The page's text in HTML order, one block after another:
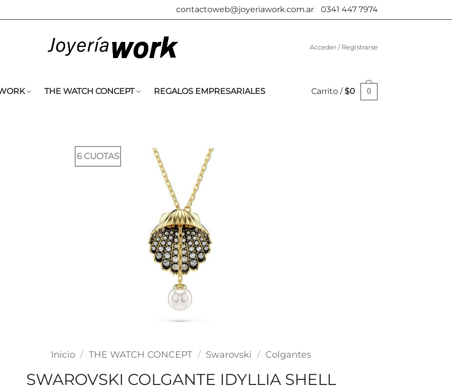
contactoweb@joyeriawork.com.ar 0341 447 7974
Acceder / Registrarse
THE WATCH CONCEPT REGALOS EMPRESARIALES Carrito /$0 0
6 CUOTAS
Inicio / THE WATCH CONCEPT / Swarovski / Colgantes
SWAROVSKI COLGANTE IDYLLIA SHELL